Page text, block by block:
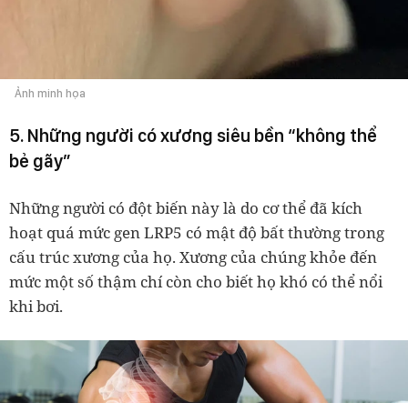
Ảnh minh họa
5. Những người có xương siêu bền “không thể
bẻ gãy”
Những người có đột biến này là do cơ thể đã kích
hoạt quá mức gen LRP5 có mật độ bất thường trong
cấu trúc xương của họ. Xương của chúng khỏe đến
mức một số thậm chí còn cho biết họ khó có thể nổi
khi bơi.